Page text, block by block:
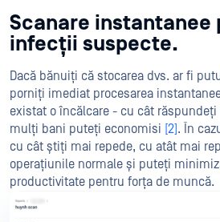
Scanare instantanee
infecții suspecte.
Dacă bănuiți că stocarea dvs. ar fi
porniți imediat procesarea
existat o încălcare - cu cât
mulți bani puteți economisi [2]. În
cu cât știți mai repede, cu atât mai
operațiunile normale și puteți
productivitate pentru forța de muncă.